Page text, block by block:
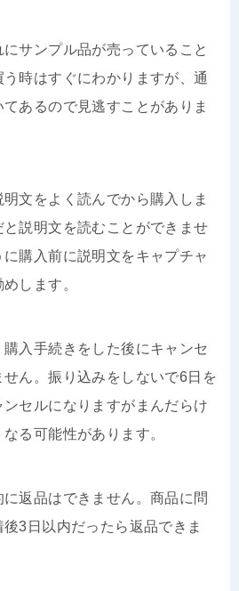
にサンプル品が売っていること
時はすぐにわかりますが、通
あるので見逃すことがありま
文をよく読んでから購入しま
と説明文を読むことができませ
購入前に説明文をキャプチャ
します。
購入手続きをした後にキャンセ
ん。振り込みをしないで6日を
セルになりますがまんだらけ
る可能性があります。
に返品はできません。商品に問
3日以内だったら返品できま